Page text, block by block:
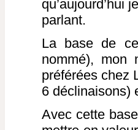
qu’aujourd’hui
parlant.
La base de
nommé), mon
préférées chez
6 déclinaisons)
Avec cette